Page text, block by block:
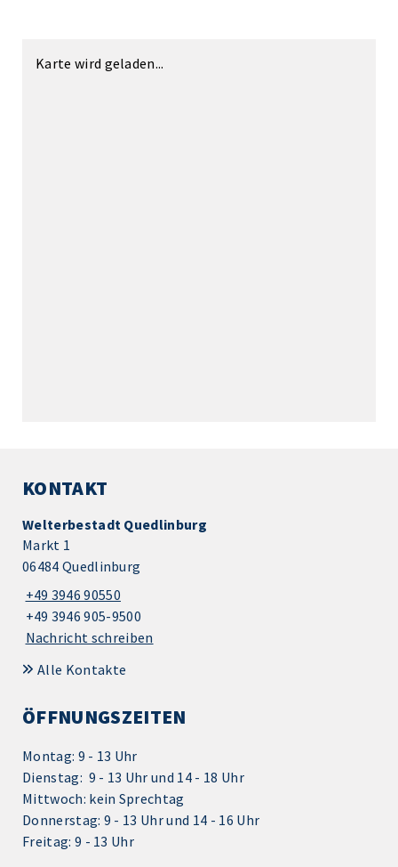
Karte wird geladen...
KONTAKT
Welterbestadt Quedlinburg
Markt 1
06484 Quedlinburg
+49 3946 90550
+49 3946 905-9500
Nachricht schreiben
Alle Kontakte
ÖFFNUNGSZEITEN
Montag: 9 - 13 Uhr
Dienstag: 9 - 13 Uhr und 14 - 18 Uhr
Mittwoch: kein Sprechtag
Donnerstag: 9 - 13 Uhr und 14 - 16 Uhr
Freitag: 9 - 13 Uhr